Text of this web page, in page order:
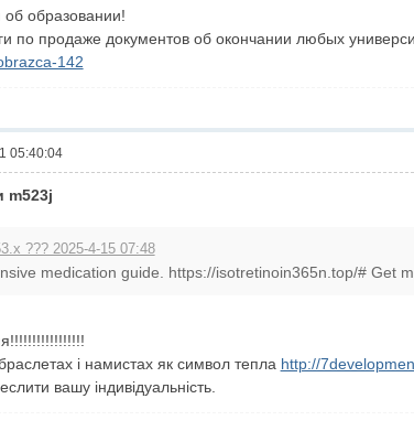
образовании!
по продаже документов об окончании любых
142
05:40:04
m523j
??? 2025-4-15 07:48
medication guide. https://isotretinoin365n.top/# Get
і намистах як символ тепла http://
вашу індивідуальність.